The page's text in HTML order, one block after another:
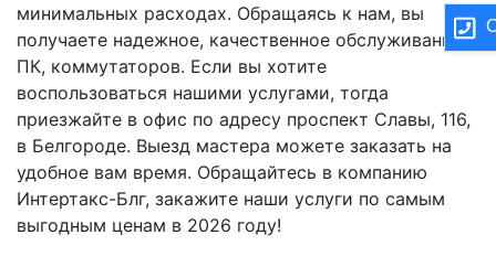
минимальных расходах. Обращаясь к нам, вы
получаете надежное, качественное обслуживание
ПК, коммутаторов. Если вы хотите
воспользоваться нашими услугами, тогда
приезжайте в офис по адресу проспект Славы, 116,
в Белгороде. Выезд мастера можете заказать на
удобное вам время. Обращайтесь в компанию
Интертакс-Блг, закажите наши услуги по самым
выгодным ценам в 2026 году!